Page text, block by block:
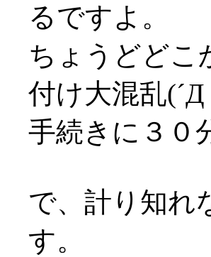
るですよ。
ちょうどどこ
付け大混乱(´Д
手続きに３
で、計り知れ
す。